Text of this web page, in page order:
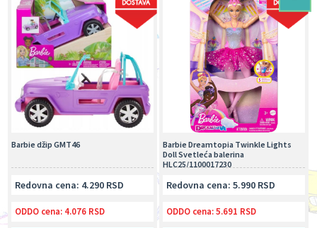
Barbie Dreamtopia Twinkle Lights
Doll Svetleća balerina
HLC25/1100017230
Redovna cena: 5.990 RSD
ODDO cena:5.691 RSD
Barbie džip GMT46
Redovna cena: 4.290 RSD
ODDO cena: 4.076 RSD